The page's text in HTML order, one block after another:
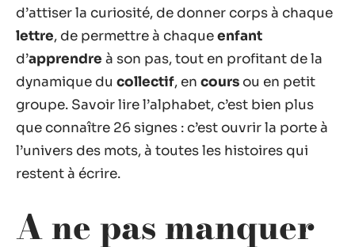
d’attiser la curiosité, de donner corps à chaque
lettre, de permettre à chaqueenfant
d’apprendre à son pas, tout en profitant de la
dynamique du collectif, en cours ou en petit
groupe. Savoir lire l’alphabet, c’est bien plus
que connaître 26 signes : c’est ouvrir la porte à
l’univers des mots, à toutes les histoires qui
restent à écrire.
A ne pas manquer